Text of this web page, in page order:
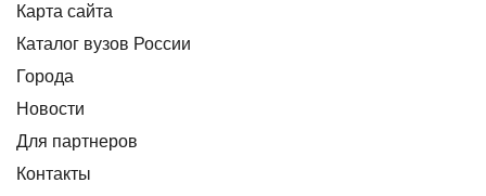
Карта сайта
Каталог вузов России
Города
Новости
Для партнеров
Контакты